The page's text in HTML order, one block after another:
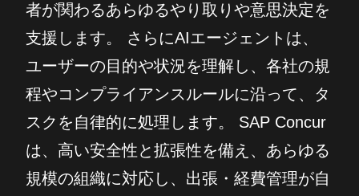
者が関わるあらゆるやり取りや意思決定を
支援します。 さらにAIエージェントは、
ユーザーの目的や状況を理解し、各社の規
程やコンプライアンスルールに沿って、タ
スクを自律的に処理します。 SAP Concur
は、高い安全性と拡張性を備え、あらゆる
規模の組織に対応し、出張・経費管理が自